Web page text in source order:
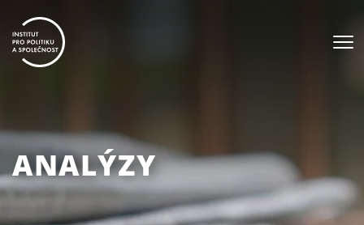
ANALÝZY